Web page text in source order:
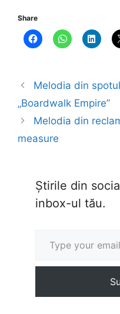
Share
Melodia din
„Boardwalk Empire”
Melodia din
measure
Știrile din
inbox-ul tău.